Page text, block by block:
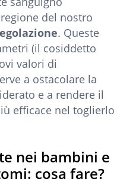
del nostro
. Queste
(il cosiddetto
valori di
a ostacolare la
e a rendere il
efficace nel toglierlo
nei bambini e
cosa fare?